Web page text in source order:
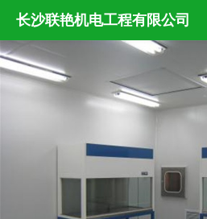
长沙联艳机电工程有限公司